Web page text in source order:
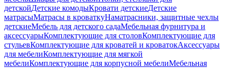
детскойДетские комодыКровати детскиеДетские
матрасыМатрасы в кроваткуНаматрасники, защитные чехлы
детскиеМебель для детского садаМебельная фурнитура и
аксессуарыКомплектующие для столовКомплектующие для
стульевКомплектующие для кроватей и кроватокАксессуары
для мебелиКомплектующие для мягкой
мебелиКомплектующие для корпусной мебелиМебельная